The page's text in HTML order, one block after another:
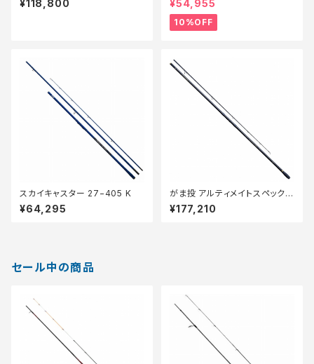
¥118,800 ¥54,955
10%OFF
スカイキャスター 27−405 K
¥64,295
がま投 アルティメイトスペック 3
0号 4.1m
¥177,210
セール中の商品